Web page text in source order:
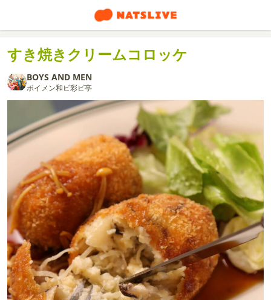
すき焼きクリームコロッケ
BOYS AND MEN
ボイメン和ビ彩ビ亭